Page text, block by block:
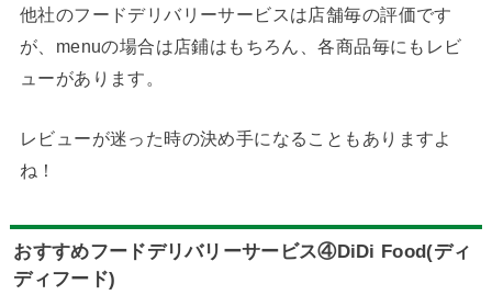
他社のフードデリバリーサービスは店舗毎の評価です
が、menuの場合は店鋪はもちろん、各商品毎にもレビ
ューがあります。
レビューが迷った時の決め手になることもありますよ
ね！
おすすめフードデリバリーサービス④DiDi Food(ディ
ディフード)